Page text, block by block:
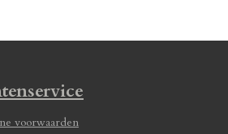
voorwaarden